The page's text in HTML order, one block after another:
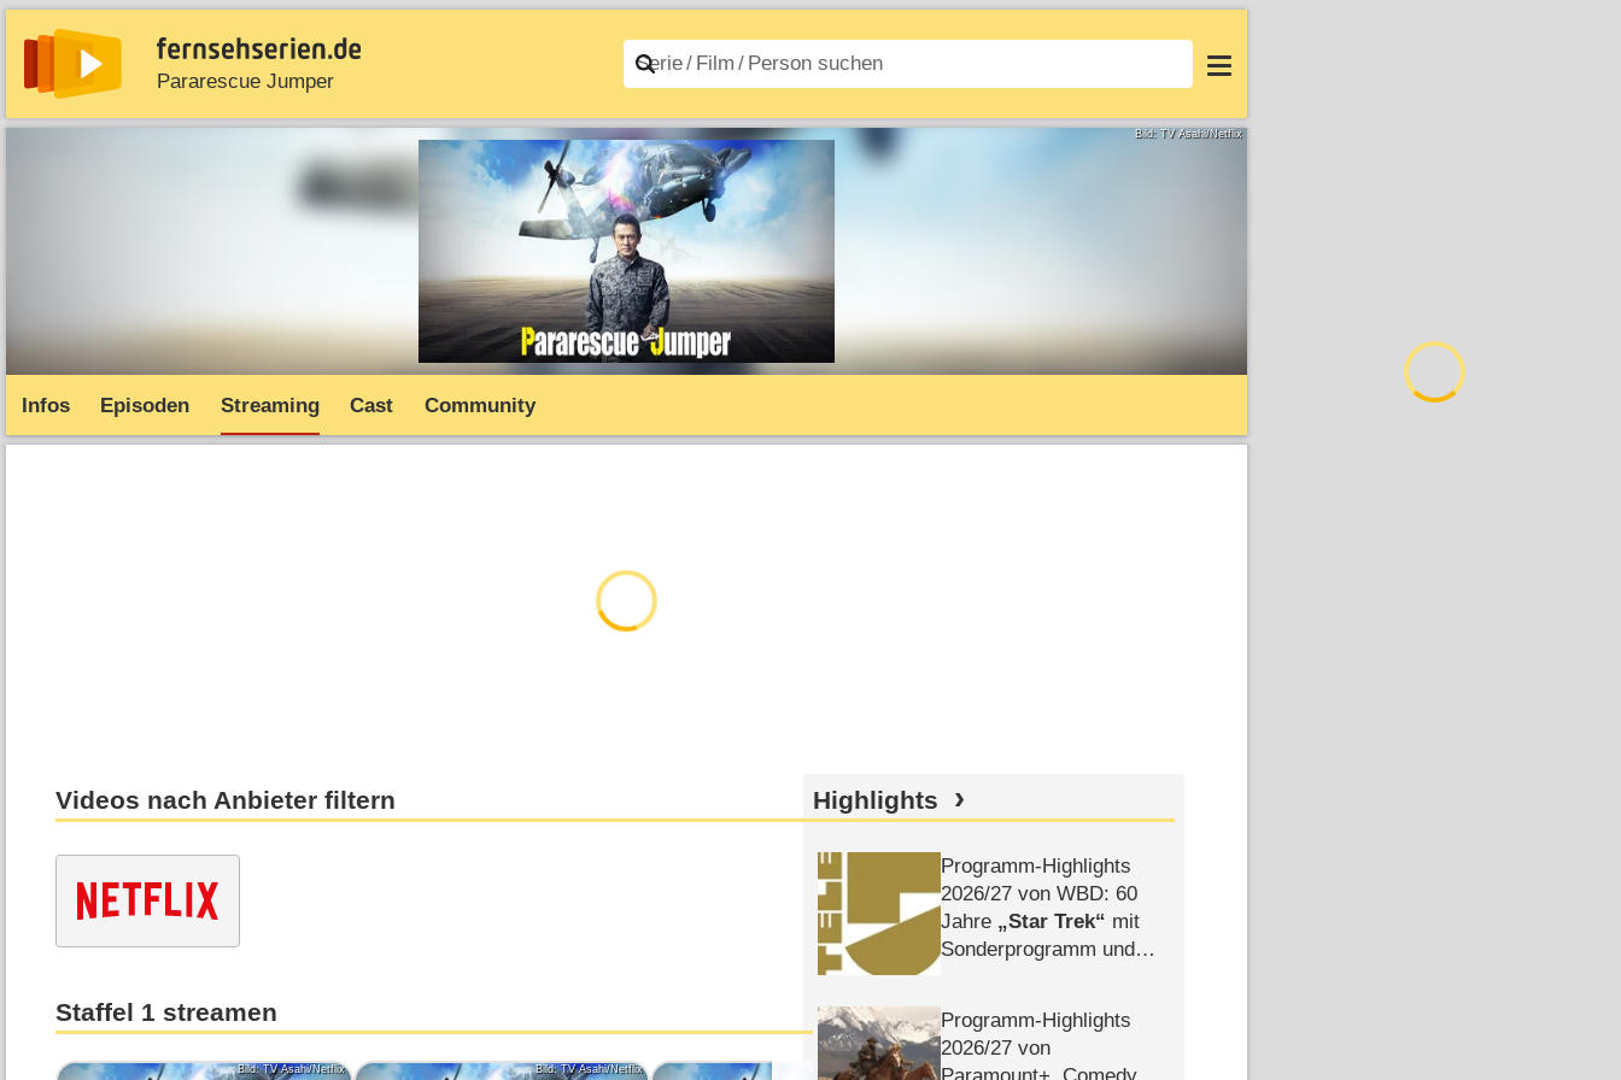
Pararescue Jumper
News Entdecken Streaming Filme A–Z Login
Bild: TV Asahi/Netflix
Infos Episoden Streaming Cast Community
Videos nach Anbieter filtern
Staffel 1 streamen
Bild: TV Asahi/Netflix Bild: TV Asahi/Netflix Bild: TV Asahi/Netflix
Highlights
Programm-Highlights
2026/​27 von WBD: 60
Jahre
Star Trek
mit
Sonderprogramm und
Programm-Highlights
2026/​27 von
Paramount+, Comedy